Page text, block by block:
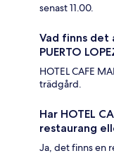
senast 11.00.
Vad finns det
PUERTO
HOTEL CAFE
trädgård.
Har HOTEL
restaurang
Ja, det finns en